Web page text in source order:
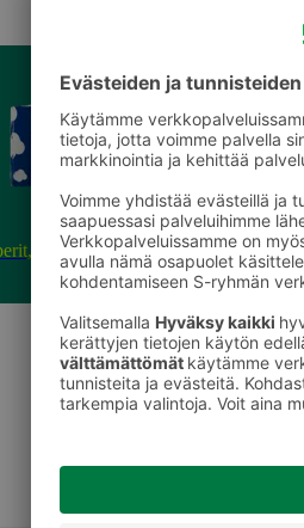
talouspaperit ja nenäliinat